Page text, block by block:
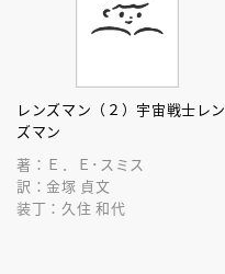
レンズマン（２）宇宙戦士レン
ズマン
著：Ｅ．Ｅ･スミス
訳：金塚 貞文
装丁：久住 和代